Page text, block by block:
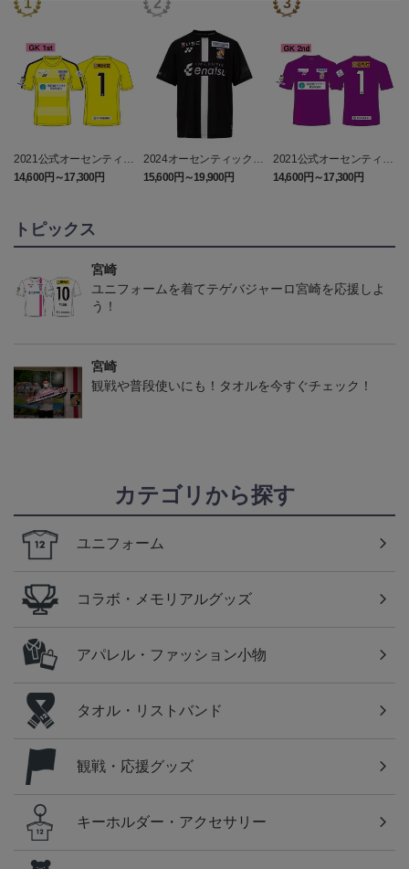
2021公式オーセンティッ
クユニフォーム GK1st
14,600円～17,300円
2024オーセンティックユ
ニフォーム（FP2nd）
15,600円～19,900円
2021公式オーセンティッ
クユニフォーム GK2nd
14,600円～17,300円
トピックス
宮崎
ユニフォームを着てテゲバジャーロ宮崎を応援しよ
う！
宮崎
観戦や普段使いにも！タオルを今すぐチェック！
カテゴリから探す
ユニフォーム
コラボ・メモリアルグッズ
アパレル・ファッション小物
タオル・リストバンド
観戦・応援グッズ
キーホルダー・アクセサリー